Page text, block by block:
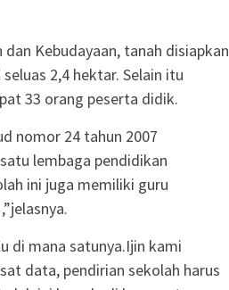
Kebudayaan, tanah disiapkan
2,4 hektar. Selain itu
33 orang peserta didik.
nomor 24 tahun 2007
lembaga pendidikan
ini juga memiliki guru
di mana satunya.Ijin kami
data, pendirian sekolah harus